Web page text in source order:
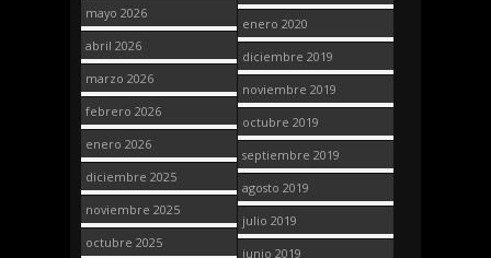
mayo 2026
abril 2026
marzo 2026
febrero 2026
enero 2026
diciembre 2025
noviembre 2025
octubre 2025
enero 2020
diciembre 2019
noviembre 2019
octubre 2019
septiembre 2019
agosto 2019
julio 2019
junio 2019